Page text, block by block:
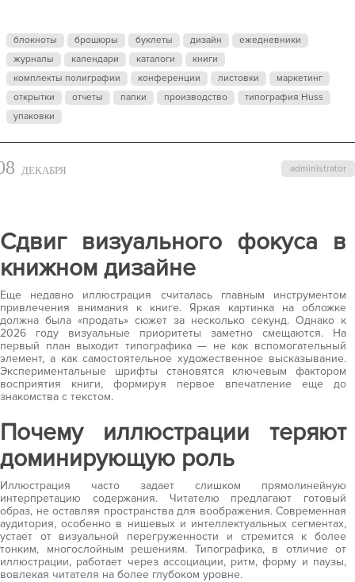
ИСКУССТВО:
ПОЧЕМУ
ШРИФТЫ В
2026 ГОДУ
ВАЖНЕЕ
НА
ОБЛОЖКЕ
КНИГ
блокноты брошюры буклеты дизайн
ежедневники
журналы
календари каталоги
книги
комплекты полиграфии
конференции листовки
маркетинг
открытки
отчеты папки производство
типография Huss
упаковки
administrator
ДЕКАБРЯ
Сдвиг визуального фокуса в
книжном дизайне
Еще недавно иллюстрация считалась главным инструментом
привлечения внимания к книге. Яркая картинка на обложке
должна была «продать» сюжет за несколько секунд. Однако к
2026 году визуальные приоритеты заметно смещаются. На
первый план выходит типографика — не как вспомогательный
элемент, а как самостоятельное художественное высказывание.
Экспериментальные шрифты становятся ключевым фактором
восприятия книги, формируя первое впечатление еще до
знакомства с текстом.
Почему иллюстрации теряют
доминирующую роль
Иллюстрация часто задает слишком прямолинейную
интерпретацию содержания. Читателю предлагают готовый
образ, не оставляя пространства для воображения. Современная
аудитория, особенно в нишевых и интеллектуальных сегментах,
устает от визуальной перегруженности и стремится к более
тонким, многослойным решениям. Типографика, в отличие от
иллюстрации, работает через ассоциации, ритм, форму и паузы,
вовлекая читателя на более глубоком уровне.